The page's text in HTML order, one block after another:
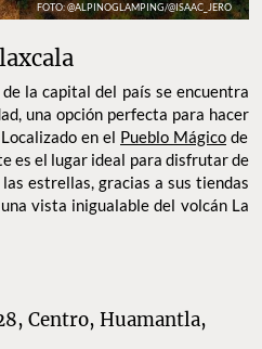
FOTO: @ALPINOGLAMPING/@ISAAC_JERO
la capital del país se encuentra
una opción perfecta para hacer
Localizado en el Pueblo Mágico de
es el lugar ideal para disfrutar de
estrellas, gracias a sus tiendas
vista inigualable del volcán La
Centro, Huamantla,